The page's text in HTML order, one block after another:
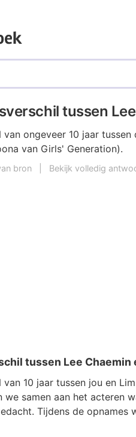
tussen
ongeveer 10 jaar tussen
van Girls' Generation).
bron Bekijk volledig
tussen Lee Chaemin
10 jaar tussen jou en
we samen aan het acteren
Tijdens de